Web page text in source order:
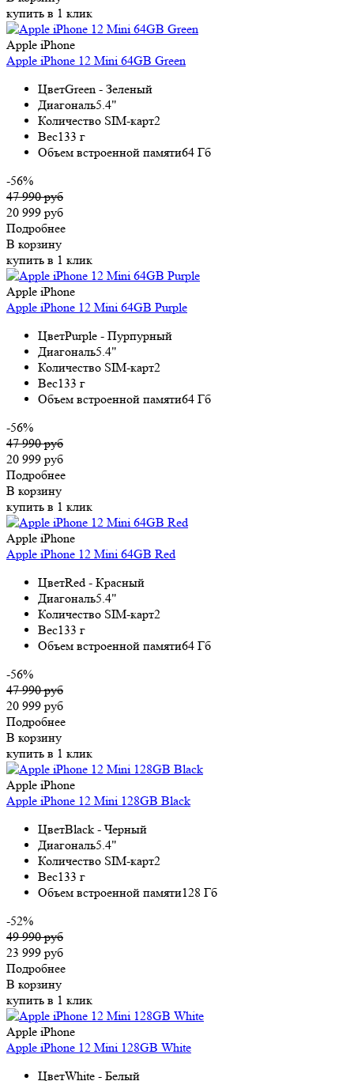
купить в 1 клик
Apple iPhone
Apple iPhone 12 Mini 64GB Green
ЦветGreen - Зеленый
Диагональ5.4"
Количество SIM-карт2
Вес133 г
Объем встроенной памяти64 Гб
-56%
47 990 руб
20 999 руб
Подробнее
В корзину
купить в 1 клик
Apple iPhone
Apple iPhone 12 Mini 64GB Purple
ЦветPurple - Пурпурный
Диагональ5.4"
Количество SIM-карт2
Вес133 г
Объем встроенной памяти64 Гб
-56%
47 990 руб
20 999 руб
Подробнее
В корзину
купить в 1 клик
Apple iPhone
Apple iPhone 12 Mini 64GB Red
ЦветRed - Красный
Диагональ5.4"
Количество SIM-карт2
Вес133 г
Объем встроенной памяти64 Гб
-56%
47 990 руб
20 999 руб
Подробнее
В корзину
купить в 1 клик
Apple iPhone
Apple iPhone 12 Mini 128GB Black
ЦветBlack - Черный
Диагональ5.4"
Количество SIM-карт2
Вес133 г
Объем встроенной памяти128 Гб
-52%
49 990 руб
23 999 руб
Подробнее
В корзину
купить в 1 клик
Apple iPhone
Apple iPhone 12 Mini 128GB White
ЦветWhite - Белый